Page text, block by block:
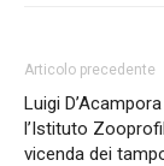
Articolo precedente
Luigi
l’Istituto
vicenda dei